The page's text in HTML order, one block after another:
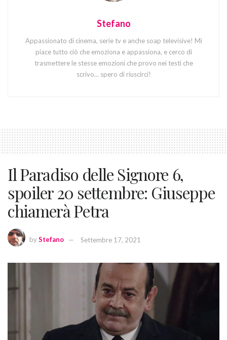
Stefano
Appassionato di cinema, serie tv e anche soap televisive! Mi
piace tutto ciò che emoziona e appassiona, e cerco di
trasmettere le stesse emozioni che provo nei testi che
scrivo... spero di riuscirci!
Il Paradiso delle Signore 6,
spoiler 20 settembre: Giuseppe
chiamerà Petra
byStefano Settembre 17, 2021